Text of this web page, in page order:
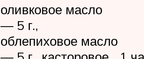
оливковое масло
— 5 г.,
облепиховое масло